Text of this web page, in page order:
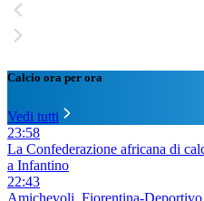
Calcio ora per ora
Vedi tutti
23:58
La Confederazione africana di
a Infantino
22:43
Amichevoli, Fiorentina-Deportivo